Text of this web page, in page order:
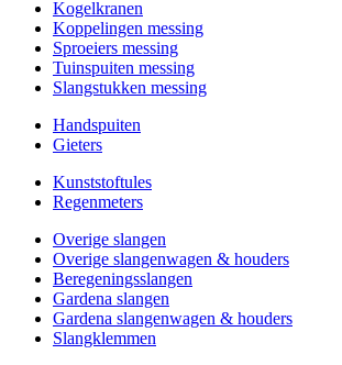
Kogelkranen
Koppelingen messing
Sproeiers messing
Tuinspuiten messing
Slangstukken messing
Handspuiten
Gieters
Kunststoftules
Regenmeters
Overige slangen
Overige slangenwagen & houders
Beregeningsslangen
Gardena slangen
Gardena slangenwagen & houders
Slangklemmen